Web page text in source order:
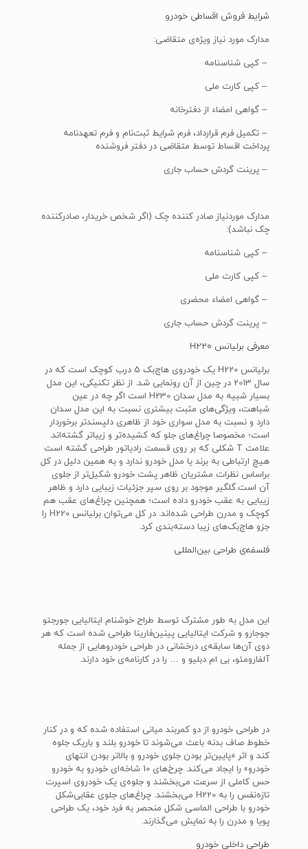
شرایط فروش اقساطی خودرو
مدارک مورد نیاز ویژه‌ی متقاضی:
– کپی شناسنامه
– کپی کارت ملی
– گواهی امضاء از دفترخانه
– تکمیل فرم قرارداد، فرم شرایط ثبت‌نام و فرم تعهد‌نامه
پرداخت اقساط توسط متقاضی در دفتر فروشنده
– پرینت گردش حساب جاری
مدارک موردنیاز صادر کننده چک (اگر شخص خریدار، صادرکننده
چک نباشد):
– کپی شناسنامه
– کپی کارت ملی
– گواهی امضاء محضری
– پرینت گردش حساب جاری
معرفی برلیانس H220
برلیانس H220 یک خودروی هاچ‌بک 5 درب کوچک است که در
سال 2013 در چین از آن رونمایی شد. از نظر تکنیکی، این مدل
بسیار شبیه به مدل سدان H230 است اگر چه در عین
شباهت، ویژگی‌های مثبت بیشتری نسبت به این مدل سدان
دارد و نسبت به مدل سواری خود از ظاهری دلپسندتر برخوردار
است؛ مخصوصا چراغ‌های جلو که کشیده‌تر و زیباتر گشته‌اند.
علامت T شکلی که بر روی قسمت رادیاتور طراحی گشته است
هیچ ارتباطی به برند یا مدل خودرو ندارد و به همین دلیل در کل
براساس نظرات مشتریان ظاهر پشت خودرو شکیل‌تر از جلوی
آن است.گلگیر موجود بر روی سپر جزئیات زیبایی دارد و ظاهر
زیبایی به عقب خودرو داده است؛ همچنین چراغ‌های عقب هم
کوچک و مدرن طراحی شده‌اند. در کل می‌توان برلیانس H220 را
جزو هاچ‌بک‌های زیبا دسته‌بندی کرد.
فلسفه‌ی طراحی بین‌‎المللی
این مدل به طور مشترک توسط طراح خوشنام ایتالیایی جورجتو
جوجارو و شرکت ایتالیایی پینین‌فارینا طراحی شده است که هر
دوی آن‌ها سابقه‌ی درخشانی در طراحی خودروهایی از جمله
آلفارومئو، بی ام دبلیو و … را در کارنامه‌ی خود دارند.
در طراحی خودرو از دو کمربند میانی استفاده شده که و در کنار
خطوط صاف بدنه باعث می‌شوند تا خودرو بلند و باریک جلوه
کند و اثر «پایین‌تر بودن جلوی خودرو و بالاتر بودن انتهای
خودرو» را ایجاد می‌کند. چرخ‌های 10 شاخه‌ای خودرو به خودرو
حس کاملی از سرعت می‌بخشند و جلوه‌ی یک خودروی اسپرت
تازه‌نفس را به H220 می‌بخشند. چراغ‌های جلوی عقابی‌شکل
خودرو با طراحی الماسی شکل منحصر به فرد خود، یک طراحی
پویا و مدرن را به نمایش می‌گذارند.
طراحی داخلی خودرو